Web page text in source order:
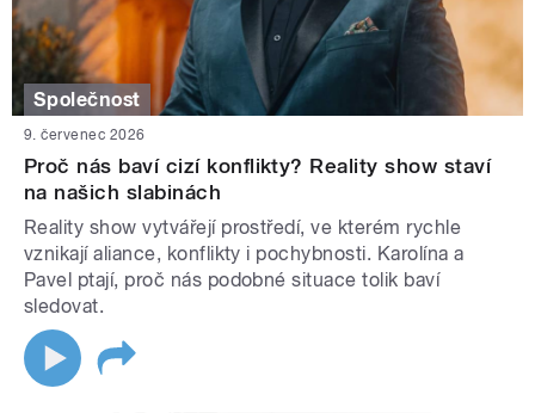
Společnost
9. červenec 2026
Proč nás baví cizí konflikty? Reality show staví
na našich slabinách
Reality show vytvářejí prostředí, ve kterém rychle
vznikají aliance, konflikty i pochybnosti. Karolína a
Pavel ptají, proč nás podobné situace tolik baví
sledovat.